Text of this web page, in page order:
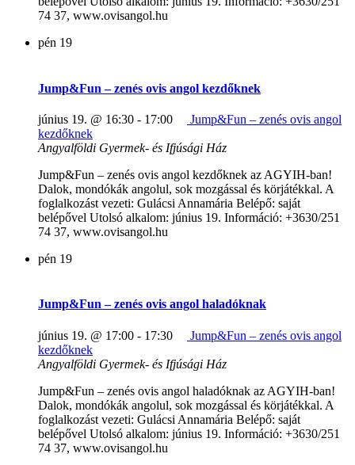
74 37, www.ovisangol.hu
pén 19
Jump&Fun – zenés ovis angol kezdőknek
június 19. @ 16:30 - 17:00
Jump&Fun – zenés ovis angol
kezdőknek
Angyalföldi Gyermek- és Ifjúsági Ház
Jump&Fun – zenés ovis angol kezdőknek az AGYIH-ban!
Dalok, mondókák angolul, sok mozgással és körjátékkal. A
foglalkozást vezeti: Gulácsi Annamária Belépő: saját
belépővel Utolsó alkalom: június 19. Információ: +3630/251
74 37, www.ovisangol.hu
pén 19
Jump&Fun – zenés ovis angol haladóknak
június 19. @ 17:00 - 17:30
Jump&Fun – zenés ovis angol
kezdőknek
Angyalföldi Gyermek- és Ifjúsági Ház
Jump&Fun – zenés ovis angol haladóknak az AGYIH-ban!
Dalok, mondókák angolul, sok mozgással és körjátékkal. A
foglalkozást vezeti: Gulácsi Annamária Belépő: saját
belépővel Utolsó alkalom: június 19. Információ: +3630/251
74 37, www.ovisangol.hu